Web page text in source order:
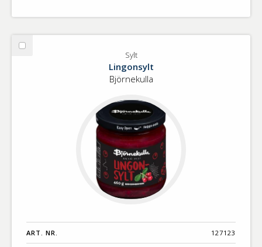
Välj
Sylt
Lingonsylt
Björnekulla
ART. NR. 127123